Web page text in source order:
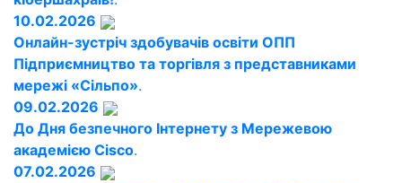
10.02.2026
Онлайн-зустріч здобувачів освіти ОПП
Підприємництво та торгівля з представниками
мережі «Сільпо».
09.02.2026
До Дня безпечного Інтернету з Мережевою
академією Cisco.
07.02.2026